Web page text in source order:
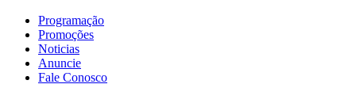
Programação
Promoções
Noticias
Anuncie
Fale Conosco